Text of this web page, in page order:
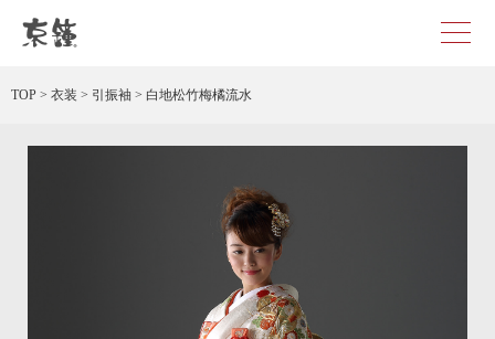
TOP > 衣装 > 引振袖 > 白地松竹梅橘流水